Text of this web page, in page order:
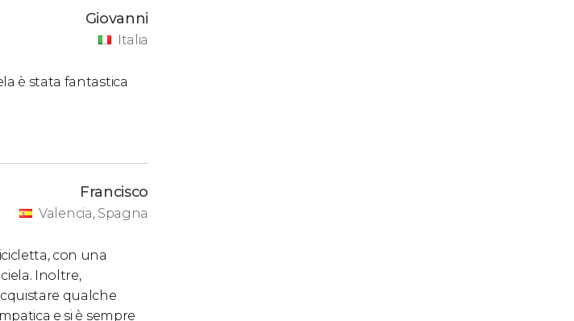
Giovanni
Italia
è stata fantastica
Francisco
Valencia, Spagna
con una
Inoltre,
qualche
e si è sempre